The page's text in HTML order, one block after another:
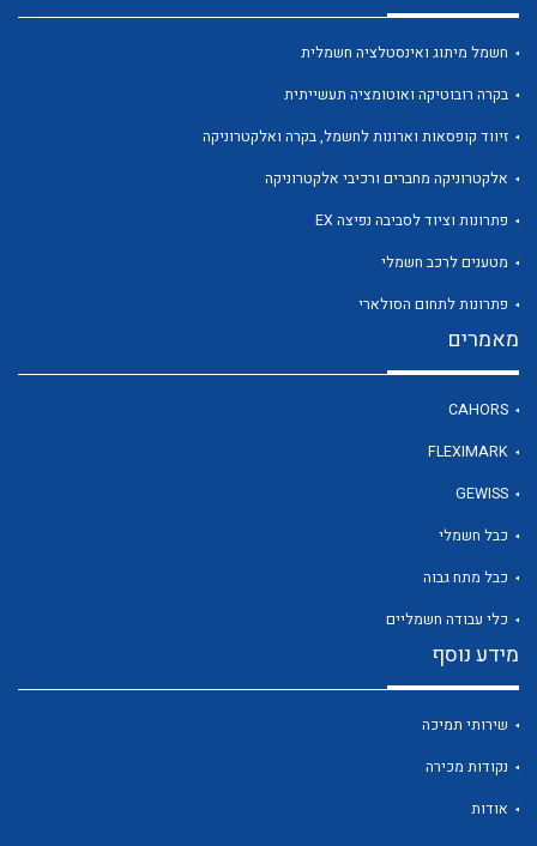
לכל מוצרי היצרן
חשמל מיתוג ואינסטלציה חשמלית
בקרה רובוטיקה ואוטומציה תעשייתית
זיווד קופסאות וארונות לחשמל, בקרה ואלקטרוניקה
אלקטרוניקה מחברים ורכיבי אלקטרוניקה
פתרונות וציוד לסביבה נפיצה EX
מטענים לרכב חשמלי
פתרונות לתחום הסולארי
מאמרים
CAHORS
FLEXIMARK
GEWISS
כבל חשמלי
כבל מתח גבוה
כלי עבודה חשמליים
מידע נוסף
שירותי תמיכה
נקודות מכירה
אודות